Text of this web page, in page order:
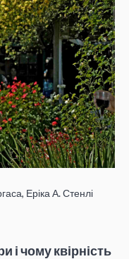
Еріка А. Стенлі
і чому квірність